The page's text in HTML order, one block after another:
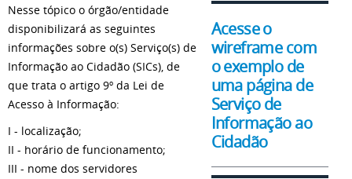
Acesse o
wireframe com
o exemplo de
uma página de
Serviço de
Informação ao
Cidadão
Nesse tópico o órgão/entidade
disponibilizará as seguintes
informações sobre o(s) Serviço(s) de
Informação ao Cidadão (SICs), de
que trata o artigo 9º da Lei de
Acesso à Informação:
I - localização;
II - horário de funcionamento;
III - nome dos servidores